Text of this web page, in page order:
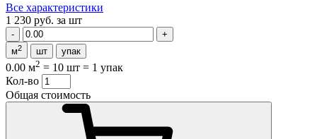
Все характеристики
1 230 руб. за шт
м2 шт упак
0.00 м2 = 10 шт = 1 упак
Кол-во
Общая стоимость